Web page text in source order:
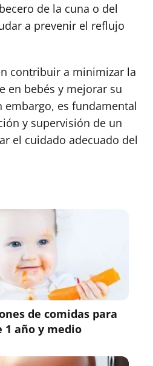
de la cuna o del
a prevenir el reflujo
contribuir a minimizar la
en bebés y mejorar su
embargo, es fundamental
y supervisión de un
el cuidado adecuado del
de comidas para
1 año y medio